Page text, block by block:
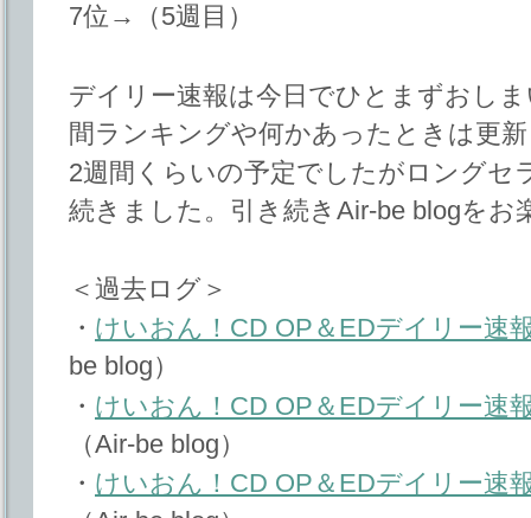
7位→（5週目）
デイリー速報は今日でひとまずおし
間ランキングや何かあったときは更
2週間くらいの予定でしたがロングセ
続きました。引き続きAir-be blogをお
＜過去ログ＞
・ けいおん！CD OP＆EDデイリー速
be blog）
・ けいおん！CD OP＆EDデイリー速
（Air-be blog）
・ けいおん！CD OP＆EDデイリー速